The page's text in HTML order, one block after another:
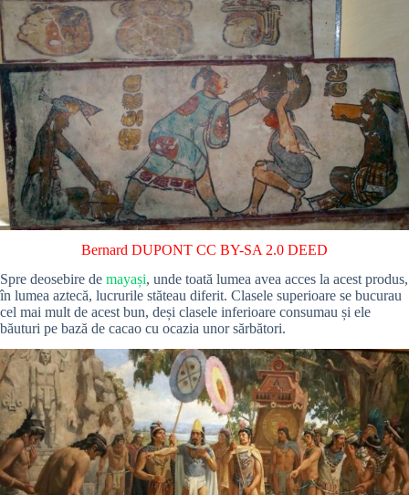
Bernard DUPONT CC BY-SA 2.0 DEED
Spre deosebire de mayași, unde toată lumea avea acces la acest produs,
în lumea aztecă, lucrurile stăteau diferit. Clasele superioare se bucurau
cel mai mult de acest bun, deși clasele inferioare consumau și ele
băuturi pe bază de cacao cu ocazia unor sărbători.